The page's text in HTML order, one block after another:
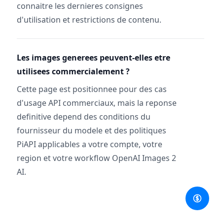
connaitre les dernieres consignes
d'utilisation et restrictions de contenu.
Les images generees peuvent-elles etre
utilisees commercialement ?
Cette page est positionnee pour des cas
d'usage API commerciaux, mais la reponse
definitive depend des conditions du
fournisseur du modele et des politiques
PiAPI applicables a votre compte, votre
region et votre workflow OpenAI Images 2
AI.